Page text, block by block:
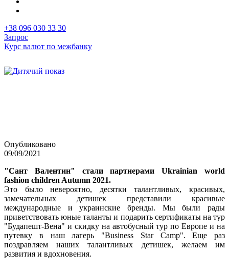
+38 096 030 33 30
Запрос
Курс валют по межбанку
Первая
Image
Опубликовано
09/09/2021
"Сант Валентин" стали партнерами Ukrainian world
fashion children Autumn 2021.
Это было невероятно, десятки талантливых, красивых,
замечательных детишек представили красивые
международные и украинские бренды. Мы были рады
приветствовать юные таланты и подарить сертификаты на тур
"Будапешт-Вена" и скидку на автобусный тур по Европе и на
путевку в наш лагерь "Business Star Сamp". Еще раз
поздравляем наших талантливых детишек, желаем им
развития и вдохновения.